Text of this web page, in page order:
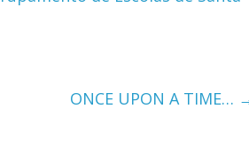
ONCE UPON A TIME…